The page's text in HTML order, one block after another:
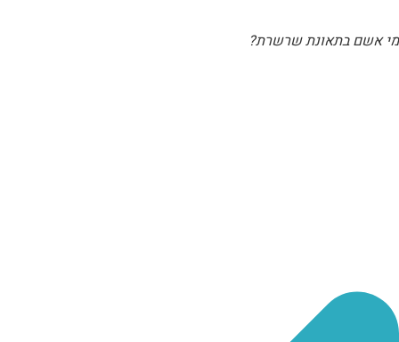
מי אשם בתאונת שרשרת?